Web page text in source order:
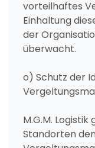
vorteilhaftes
Einhaltung
der
überwacht.
o) Schutz der
M.G.M.
Standorten